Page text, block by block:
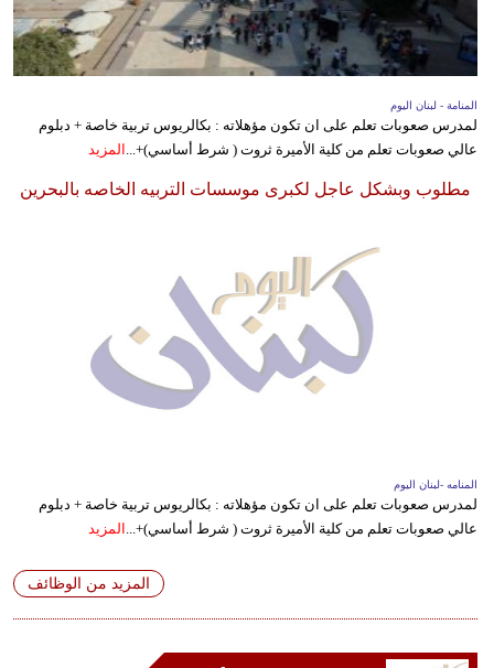
المنامة - لبنان اليوم
لمدرس صعوبات تعلم على ان تكون مؤهلاته : بكالريوس تربية خاصة + دبلوم
عالي صعوبات تعلم من كلية الأميرة ثروت ( شرط أساسي)+... المزيد
مطلوب وبشكل عاجل لكبرى موسسات التربيه الخاصه بالبحرين
المنامه -لبنان اليوم
لمدرس صعوبات تعلم على ان تكون مؤهلاته : بكالريوس تربية خاصة + دبلوم
عالي صعوبات تعلم من كلية الأميرة ثروت ( شرط أساسي)+... المزيد
المزيد من الوظائف